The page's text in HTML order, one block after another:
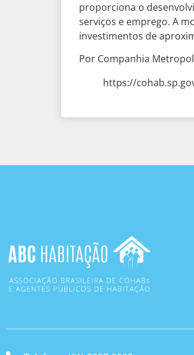
proporciona o
serviços e emprego. A
investimentos de
Por Companhia
https://